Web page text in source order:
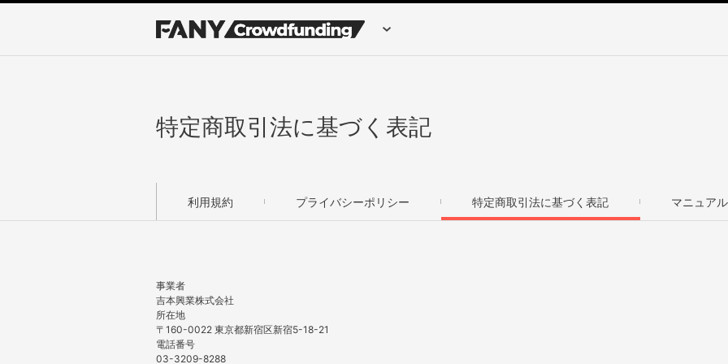
特定商取引法に基づく表記
利用規約 プライバシーポリシー 特定商取引法に基づく表記 マニュアル
事業者
吉本興業株式会社
所在地
〒160-0022 東京都新宿区新宿5-18-21
電話番号
03-3209-8288